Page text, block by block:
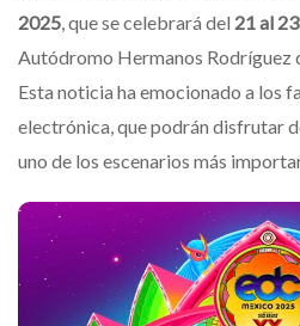
2025, que se celebrará del 21 al
Autódromo Hermanos Rodríguez
Esta noticia ha emocionado a los
electrónica, que podrán disfrutar
uno de los escenarios más